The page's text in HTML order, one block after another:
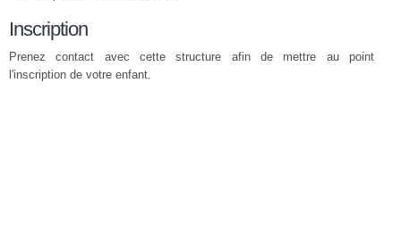
Inscription
Prenez contact avec cette structure afin de mettre au point
l'inscription de votre enfant.